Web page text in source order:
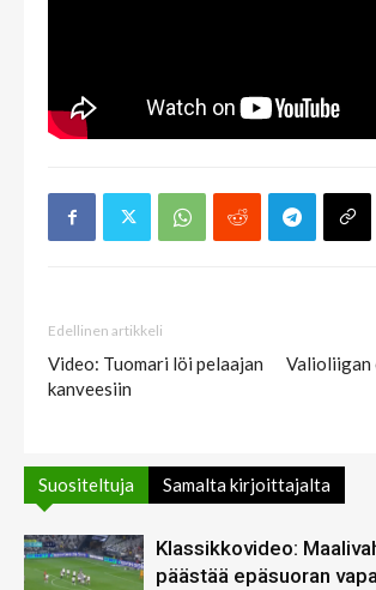
Edellinen artikkeli
Video: Tuomari löi pelaajan
kanveesiin
Suositeltuja Samalta kirjoittajalta
Klassikkovideo:
päästää epäsuoran